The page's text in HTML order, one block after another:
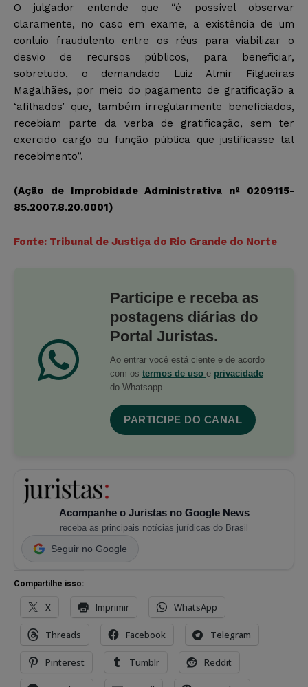
O julgador entende que “é possível observar
claramente, no caso em exame, a existência de um
conluio fraudulento entre os réus para viabilizar o
desvio de recursos públicos, para beneficiar,
sobretudo, o demandado Luiz Almir Filgueiras
Magalhães, por meio do pagamento de gratificação a
‘afilhados’ que, também irregularmente beneficiados,
recebiam parte da verba de gratificação, sem ter
exercido cargo ou função pública que justificasse tal
recebimento”.
(Ação de Improbidade Administrativa nº 0209115-
85.2007.8.20.0001)
Fonte: Tribunal de Justiça do Rio Grande do Norte
Participe e receba as
postagens diárias do
Portal Juristas.
Ao entrar você está ciente e de acordo
com os termos de uso e privacidade
do Whatsapp.
PARTICIPE DO CANAL
Acompanhe o Juristas no Google News
receba as principais notícias jurídicas do Brasil
Seguir no Google
Compartilhe isso:
X Imprimir WhatsApp
Threads Facebook Telegram
Pinterest Tumblr Reddit